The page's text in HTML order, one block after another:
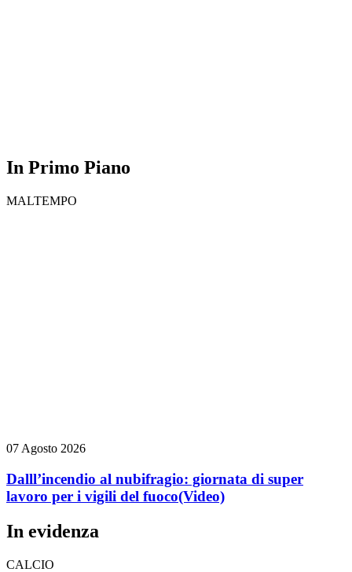
In Primo Piano
MALTEMPO
07 Agosto 2026
Dalll’incendio al nubifragio: giornata di super
lavoro per i vigili del fuoco(Video)
In evidenza
CALCIO